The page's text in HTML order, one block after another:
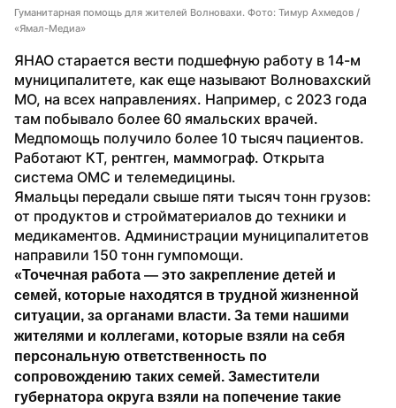
Гуманитарная помощь для жителей Волновахи. Фото: Тимур Ахмедов /
«Ямал-Медиа»
ЯНАО старается вести подшефную работу в 14-м
муниципалитете, как еще называют Волновахский
МО, на всех направлениях. Например, с 2023 года
там побывало более 60 ямальских врачей.
Медпомощь получило более 10 тысяч пациентов.
Работают КТ, рентген, маммограф. Открыта
система ОМС и телемедицины.
Ямальцы передали свыше пяти тысяч тонн грузов:
от продуктов и стройматериалов до техники и
медикаментов. Администрации муниципалитетов
направили 150 тонн гумпомощи.
«Точечная работа — это закрепление детей и
семей, которые находятся в трудной жизненной
ситуации, за органами власти. За теми нашими
жителями и коллегами, которые взяли на себя
персональную ответственность по
сопровождению таких семей. Заместители
губернатора округа взяли на попечение такие